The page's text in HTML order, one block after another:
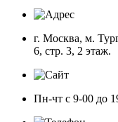
г. Москва, м.
6, стр. 3, 2 этаж.
Пн-чт с 9-00 до